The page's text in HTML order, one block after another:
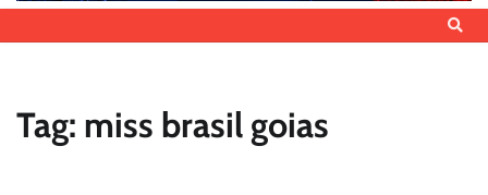
Tag: miss brasil goias